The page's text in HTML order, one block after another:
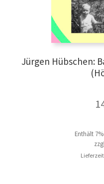
Jürgen Hübschen:
Enthält